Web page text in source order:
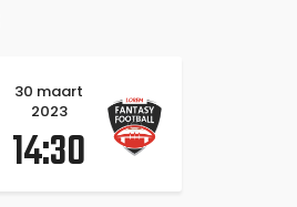
30 maart
2023
14:30